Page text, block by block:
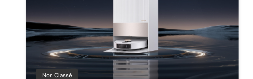
Non Classé